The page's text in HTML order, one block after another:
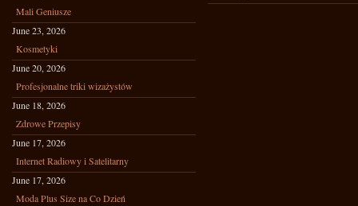
Mali Geniusze
June 23, 2026
Kosmetyki
June 20, 2026
Profesjonalne triki wizażystów
June 18, 2026
Zdrowe Przepisy
June 17, 2026
Internet Radiowy i Satelitarny
June 17, 2026
Moda Plus Size na Co Dzień